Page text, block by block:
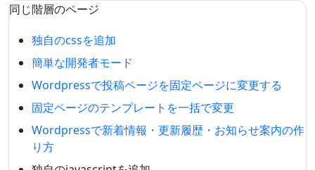
同じ階層のページ
独自のcssを追加
簡単な開発者モード
Wordpressで投稿ページを固定ページに変更する
固定ページのテンプレートを一括で変更
Wordpressで新着情報・更新履歴・お知らせ案内の作
り方